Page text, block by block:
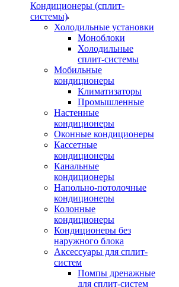
Кондиционеры (сплит-
системы)
Холодильные установки
Моноблоки
Холодильные
сплит-системы
Мобильные
кондиционеры
Климатизаторы
Промышленные
Настенные
кондиционеры
Оконные кондиционеры
Кассетные
кондиционеры
Канальные
кондиционеры
Напольно-потолочные
кондиционеры
Колонные
кондиционеры
Кондиционеры без
наружного блока
Аксессуары для сплит-
систем
Помпы дренажные
для сплит-систем